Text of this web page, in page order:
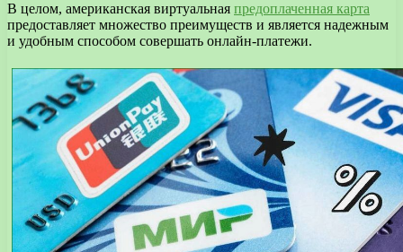
В целом, американская виртуальная предоплаченная карта
предоставляет множество преимуществ и является надежным
и удобным способом совершать онлайн-платежи.